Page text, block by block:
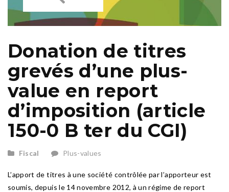
Donation de titres
grevés d’une plus-
value en report
d’imposition (article
150-0 B ter du CGI)
Fiscal Plus-values
L’apport de titres à une société contrôlée par l’apporteur est
soumis, depuis le 14 novembre 2012, à un régime de report